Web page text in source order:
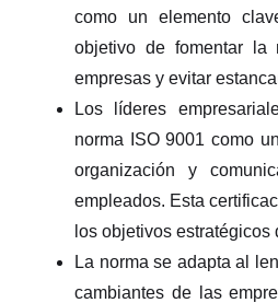
como un elemento
objetivo de fomentar la
empresas y evitar
Los líderes
norma ISO 9001 como
organización y
empleados. Esta
los objetivos
La norma se adapta al
cambiantes de las